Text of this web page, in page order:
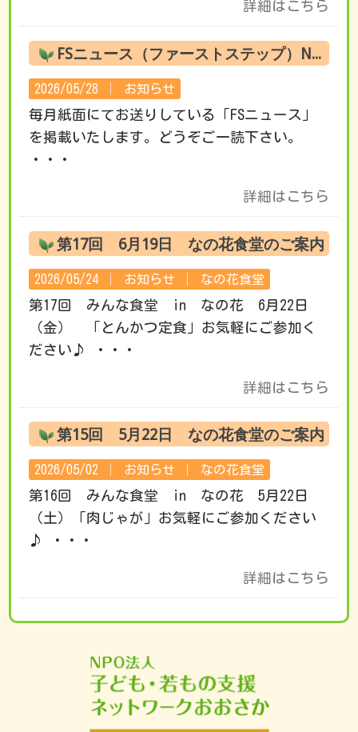
詳細はこちら
FSニュース（ファーストステップ）No.220 6月の活動です
2026/05/28 │ お知らせ
毎月紙面にてお送りしている「FSニュース」
を掲載いたします。どうぞご一読下さい。
・・・
詳細はこちら
第17回 6月19日 なの花食堂のご案内
2026/05/24 │ お知らせ なの花食堂
第17回 みんな食堂 in なの花 6月22日
（金） 「とんかつ定食」お気軽にご参加く
ださい♪ ・・・
詳細はこちら
第15回 5月22日 なの花食堂のご案内
2026/05/02 │ お知らせ なの花食堂
第16回 みんな食堂 in なの花 5月22日
（土）「肉じゃが」お気軽にご参加ください
♪ ・・・
詳細はこちら